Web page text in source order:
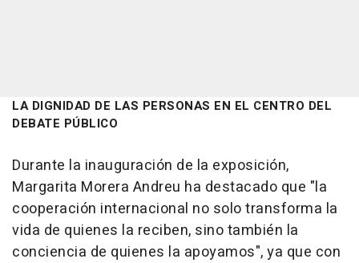
LA DIGNIDAD DE LAS PERSONAS EN EL CENTRO DEL
DEBATE PÚBLICO
Durante la inauguración de la exposición,
Margarita Morera Andreu ha destacado que "la
cooperación internacional no solo transforma la
vida de quienes la reciben, sino también la
conciencia de quienes la apoyamos", ya que con